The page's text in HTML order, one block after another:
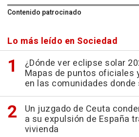
Contenido patrocinado
Lo más leído en Sociedad
¿Dónde ver eclipse solar
Mapas de puntos oficiales
en las comunidades
Un juzgado de Ceuta
a su expulsión de España
vivienda